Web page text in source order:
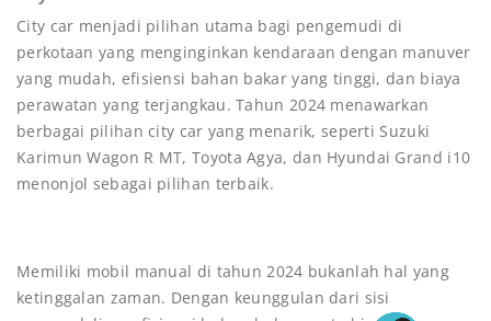
City car menjadi pilihan utama bagi pengemudi di
perkotaan yang menginginkan kendaraan dengan manuver
yang mudah, efisiensi bahan bakar yang tinggi, dan biaya
perawatan yang terjangkau. Tahun 2024 menawarkan
berbagai pilihan city car yang menarik, seperti Suzuki
Karimun Wagon R MT, Toyota Agya, dan Hyundai Grand i10
menonjol sebagai pilihan terbaik.
Memiliki mobil manual di tahun 2024 bukanlah hal yang
ketinggalan zaman. Dengan keunggulan dari sisi